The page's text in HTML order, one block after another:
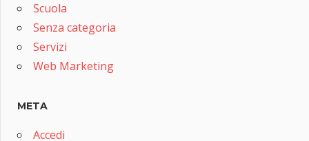
Scuola
Senza categoria
Servizi
Web Marketing
META
Accedi